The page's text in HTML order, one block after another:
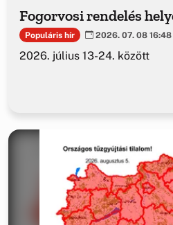
Fogorvosi rendelés
Populáris hír 2026. 07. 08 16:48
2026. július 13-24. között